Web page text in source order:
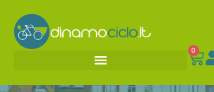
0